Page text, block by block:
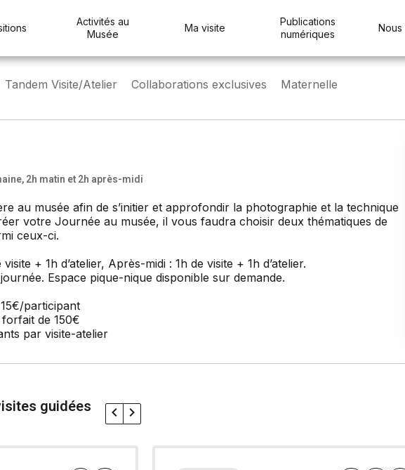
Activités au
Musée
Ma visite
Publications
numériques
Nous
Tandem Visite/Atelier Collaborations exclusives Maternelle
2h matin et 2h après-midi
au musée afin de s’initier et approfondir la photographie et la technique
votre Journée au musée, il vous faudra choisir deux thématiques de
ceux-ci.
+ 1h d’atelier, Après-midi : 1h de visite + 1h d’atelier.
Espace pique-nique disponible sur demande.
15€/participant
de 150€
par visite-atelier
guidées